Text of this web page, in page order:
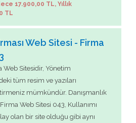
17.900,00 TL, Yıllık
TL
Web Sitesi - Firma
Web Sitesidir, Yönetim
tüm resim ve yazıları
mümkündür. Danışmanlık
Web Sitesi 043, Kullanımı
olan bir site olduğu gibi aynı